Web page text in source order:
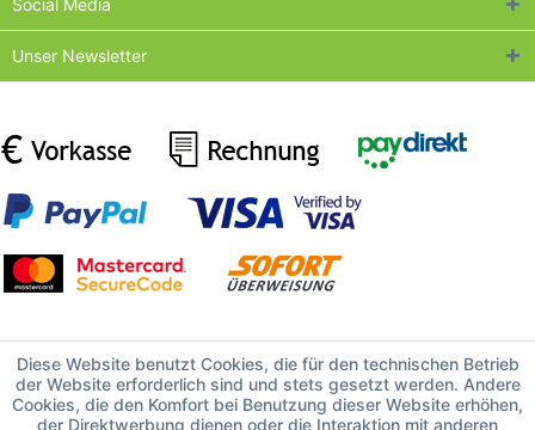
Social Media
Unser Newsletter
Diese Website benutzt Cookies, die für den technischen Betrieb
der Website erforderlich sind und stets gesetzt werden. Andere
Cookies, die den Komfort bei Benutzung dieser Website erhöhen,
der Direktwerbung dienen oder die Interaktion mit anderen